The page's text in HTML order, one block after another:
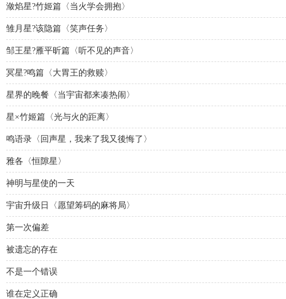
潋焰星?竹姬篇〈当火学会拥抱〉
雏月星?该隐篇〈笑声任务〉
邹王星?雁平昕篇〈听不见的声音〉
冥星?鸣篇〈大胃王的救赎〉
星界的晚餐〈当宇宙都来凑热闹〉
星×竹姬篇〈光与火的距离〉
鸣语录〈回声星，我来了我又後悔了〉
雅各〈恒隙星〉
神明与星使的一天
宇宙升级日〈愿望筹码的麻将局〉
第一次偏差
被遗忘的存在
不是一个错误
谁在定义正确